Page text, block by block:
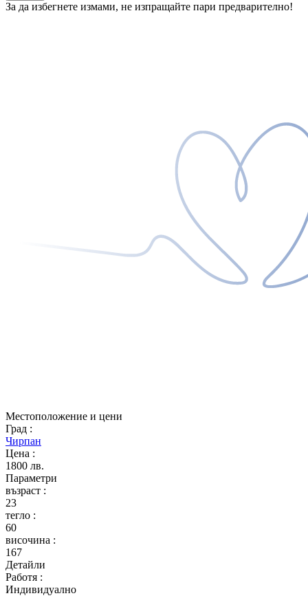
За да избегнете измами, не изпращайте пари предварително!
Местоположение и цени
Град :
Чирпан
Цена :
1800 лв.
Параметри
възраст :
23
тегло :
60
височина :
167
Детайли
Работя :
Индивидуално